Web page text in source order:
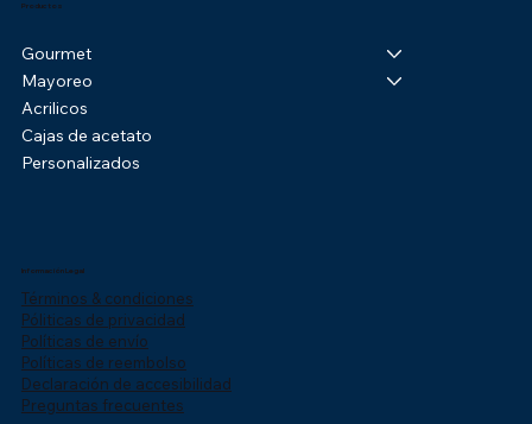
Productos
Gourmet
Mayoreo
Acrilicos
Cajas de acetato
Personalizados
Información Legal
Términos & condiciones
Póliticas de privacidad
Políticas de envío
Políticas de reembolso
Declaración de accesibilidad
Preguntas frecuentes